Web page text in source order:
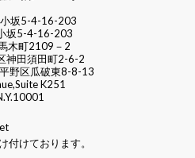
坂5-4-16-203
坂5-4-16-203
木町2109－2
神田須田町2-6-2
野区瓜破東8-8-13
K251
付けております。